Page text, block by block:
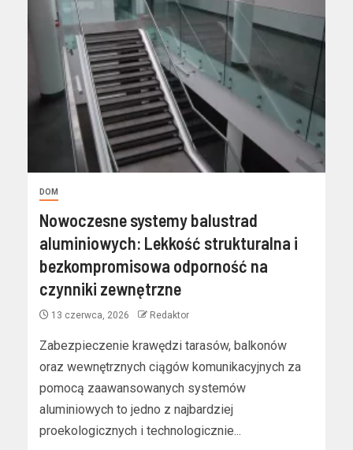
DOM
Nowoczesne systemy balustrad
aluminiowych: Lekkość strukturalna i
bezkompromisowa odporność na
czynniki zewnętrzne
13 czerwca, 2026 Redaktor
Zabezpieczenie krawędzi tarasów, balkonów
oraz wewnętrznych ciągów komunikacyjnych za
pomocą zaawansowanych systemów
aluminiowych to jedno z najbardziej
proekologicznych i technologicznie...